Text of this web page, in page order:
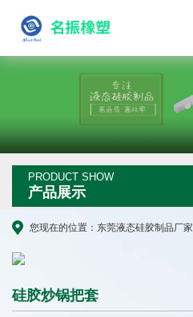
PRODUCT SHOW
产品展示
您现在的位置： 东莞液态硅胶制品厂家
硅胶炒锅把套